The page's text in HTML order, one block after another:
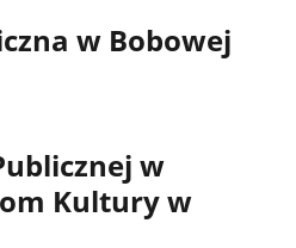
w Bobowej
w
Kultury w